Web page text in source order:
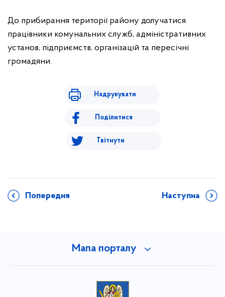
До прибирання території району долучатися
працівники комунальних служб, адміністративних
установ, підприємств, організацій та пересічні
громадяни.
Надрукувати
Поділитися
Твітнути
Попередня Наступна
Мапа порталу